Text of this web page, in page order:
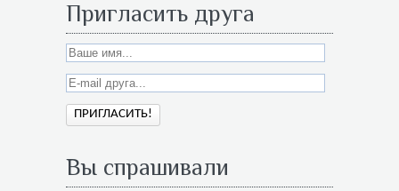
Пригласить друга
Вы спрашивали